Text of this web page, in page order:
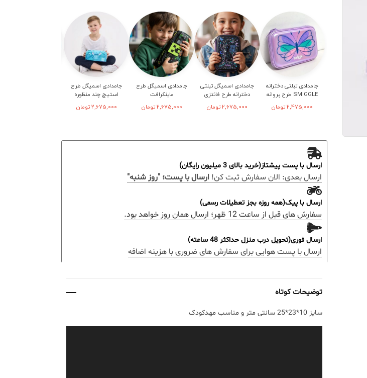
جامدادی تبلتی دخترانه
SMIGGLE طرح پروانه
2,475,000تومان
جامدادی اسمیگل تبلتی
دخترانه طرح فانتزی
2,675,000 تومان
جامدادی اسمیگل طرح
ماینکرافت
2,675,000 تومان
جامدادی اسمیگل طرح
استیچ چند منظوره
2,675,000 تومان
ارسال با پست پیشتاز(خرید بالای 3 میلیون رایگان)
ارسال بعدی: الان سفارش ثبت کن! ارسال با پست؛ "روز شنبه"
ارسال با پیک(همه روزه بجز تعطیلات رسمی)
سفارش های قبل از ساعت 12 ظهر؛ ارسال همان روز خواهد بود.
ارسال فوری(تحویل درب منزل حداکثر 48 ساعته)
ارسال با پست هوایی برای سفارش های ضروری با هزینه اضافه
توضیحات کوتاه
سایز 10*23*25 سانتی متر و مناسب مهدکودک